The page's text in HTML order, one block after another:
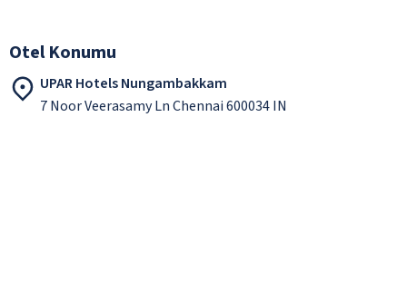
Otel Konumu
UPAR Hotels Nungambakkam
7 Noor Veerasamy Ln Chennai 600034 IN